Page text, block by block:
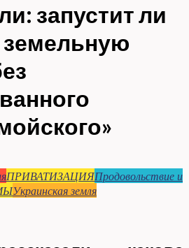
запустит ли
земельную
ПРИВАТИЗАЦИЯПродовольствие и
Украинская земля